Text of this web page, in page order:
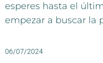
esperes hasta el
empezar a buscar la
06/07/2024